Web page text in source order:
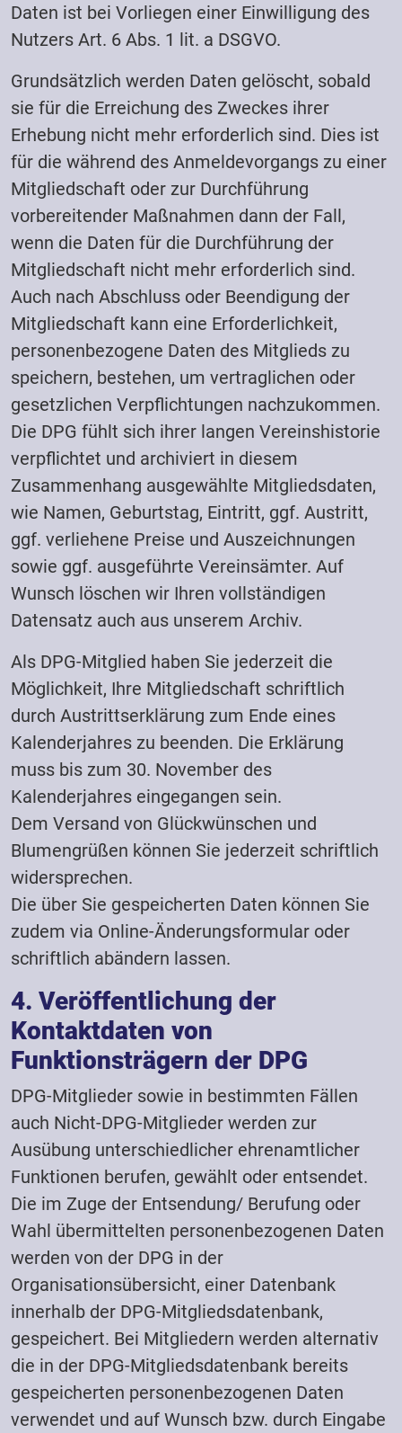
Daten ist bei Vorliegen einer Einwilligung des
Nutzers Art. 6 Abs. 1 lit. a DSGVO.
Grundsätzlich werden Daten gelöscht, sobald
sie für die Erreichung des Zweckes ihrer
Erhebung nicht mehr erforderlich sind. Dies ist
für die während des Anmeldevorgangs zu einer
Mitgliedschaft oder zur Durchführung
vorbereitender Maßnahmen dann der Fall,
wenn die Daten für die Durchführung der
Mitgliedschaft nicht mehr erforderlich sind.
Auch nach Abschluss oder Beendigung der
Mitgliedschaft kann eine Erforderlichkeit,
personenbezogene Daten des Mitglieds zu
speichern, bestehen, um vertraglichen oder
gesetzlichen Verpflichtungen nachzukommen.
Die DPG fühlt sich ihrer langen Vereinshistorie
verpflichtet und archiviert in diesem
Zusammenhang ausgewählte Mitgliedsdaten,
wie Namen, Geburtstag, Eintritt, ggf. Austritt,
ggf. verliehene Preise und Auszeichnungen
sowie ggf. ausgeführte Vereinsämter. Auf
Wunsch löschen wir Ihren vollständigen
Datensatz auch aus unserem Archiv.
Als DPG-Mitglied haben Sie jederzeit die
Möglichkeit, Ihre Mitgliedschaft schriftlich
durch Austrittserklärung zum Ende eines
Kalenderjahres zu beenden. Die Erklärung
muss bis zum 30. November des
Kalenderjahres eingegangen sein.
Dem Versand von Glückwünschen und
Blumengrüßen können Sie jederzeit schriftlich
widersprechen.
Die über Sie gespeicherten Daten können Sie
zudem via Online-Änderungsformular oder
schriftlich abändern lassen.
4. Veröffentlichung der
Kontaktdaten von
Funktionsträgern der DPG
DPG-Mitglieder sowie in bestimmten Fällen
auch Nicht-DPG-Mitglieder werden zur
Ausübung unterschiedlicher ehrenamtlicher
Funktionen berufen, gewählt oder entsendet.
Die im Zuge der Entsendung/ Berufung oder
Wahl übermittelten personenbezogenen Daten
werden von der DPG in der
Organisationsübersicht, einer Datenbank
innerhalb der DPG-Mitgliedsdatenbank,
gespeichert. Bei Mitgliedern werden alternativ
die in der DPG-Mitgliedsdatenbank bereits
gespeicherten personenbezogenen Daten
verwendet und auf Wunsch bzw. durch Eingabe